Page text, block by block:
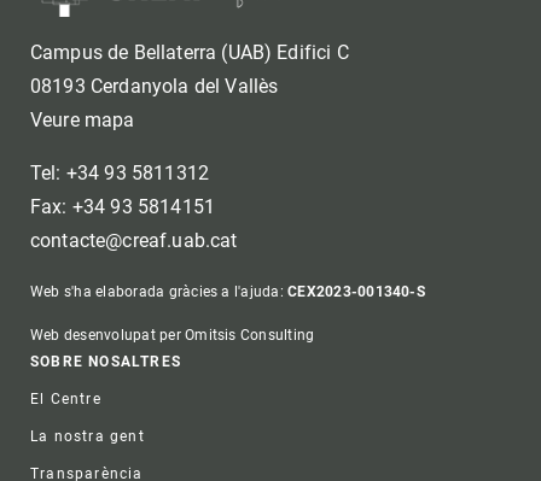
Campus de Bellaterra (UAB) Edifici C
08193 Cerdanyola del Vallès
Veure mapa
Tel: +34 93 5811312
Fax: +34 93 5814151
contacte@creaf.uab.cat
Web s'ha elaborada gràcies a l'ajuda:CEX2023-001340-S
Web desenvolupat per Omitsis Consulting
Footer
SOBRE NOSALTRES
El Centre
La nostra gent
Transparència